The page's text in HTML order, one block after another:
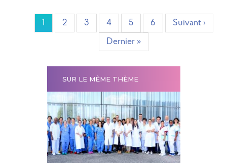
PaginationPage
1 Page
2 Page
3 Page
4 Page
5 Page
6
Page
suivante
Suivant ›
Dernière
page
Dernier »
SUR LE MÊME THÈME